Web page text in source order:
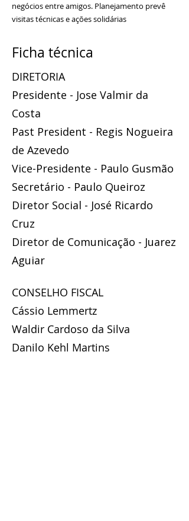
negócios entre amigos. Planejamento prevê
visitas técnicas e ações solidárias
Ficha técnica
DIRETORIA
Presidente - Jose Valmir da
Costa
Past President - Regis Nogueira
de Azevedo
Vice-Presidente - Paulo Gusmão
Secretário - Paulo Queiroz
Diretor Social - José Ricardo
Cruz
Diretor de Comunicação - Juarez
Aguiar
CONSELHO FISCAL
Cássio Lemmertz
Waldir Cardoso da Silva
Danilo Kehl Martins